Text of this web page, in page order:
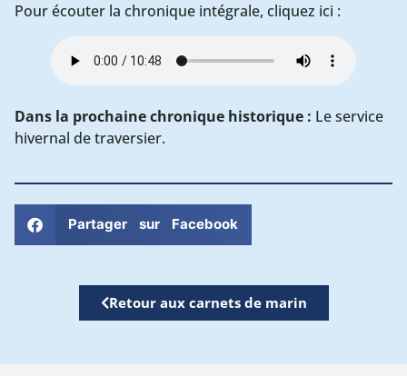
Pour écouter la chronique intégrale, cliquez ici :
Dans la prochaine chronique historique : Le service
hivernal de traversier.
Partager sur Facebook
Retour aux carnets de marin